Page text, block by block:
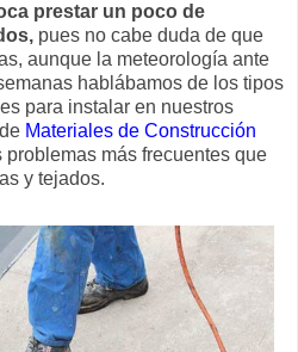
prestar un poco de
pues no cabe duda de que
aunque la meteorología ante
hablábamos de los tipos
para instalar en nuestros
Materiales de Construcción
más frecuentes que
y tejados.